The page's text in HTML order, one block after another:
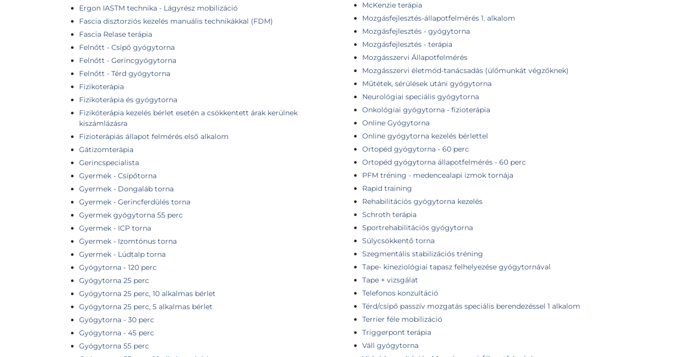
Ergon IASTM technika - Lágyrész mobilizáció
Fascia disztorziós kezelés manuális technikákkal (FDM)
Fascia Relase terápia
Felnőtt - Csípő gyógytorna
Felnőtt - Gerincgyógytorna
Felnőtt - Térd gyógytorna
Fizikoterápia
Fizikoterápia és gyógytorna
Fizikóterápia kezelés bérlet esetén a csökkentett árak kerülnek
kiszámlázásra
Fizioterápiás állapot felmérés első alkalom
Gátizomterápia
Gerincspecialista
Gyermek - Csípőtorna
Gyermek - Dongaláb torna
Gyermek - Gerincferdülés torna
Gyermek gyógytorna 55 perc
Gyermek - ICP torna
Gyermek - Izomtónus torna
Gyermek - Lúdtalp torna
Gyógytorna - 120 perc
Gyógytorna 25 perc
Gyógytorna 25 perc, 10 alkalmas bérlet
Gyógytorna 25 perc, 5 alkalmas bérlet
Gyógytorna - 30 perc
Gyógytorna - 45 perc
Gyógytorna 55 perc
McKenzie terápia
Mozgásfejlesztés-állapotfelmérés 1. alkalom
Mozgásfejlesztés - gyógytorna
Mozgásfejlesztés - terápia
Mozgásszervi Állapotfelmérés
Mozgásszervi életmód-tanácsadás (ülőmunkát végzőknek)
Műtétek, sérülések utáni gyógytorna
Neurológiai speciális gyógytorna
Onkológiai gyógytorna - fizioterápia
Online Gyógytorna
Online gyógytorna kezelés bérlettel
Ortopéd gyógytorna - 60 perc
Ortopéd gyógytorna állapotfelmérés - 60 perc
PFM tréning - medencealapi izmok tornája
Rapid training
Rehabilitációs gyógytorna kezelés
Schroth terápia
Sportrehabilitációs gyógytorna
Súlycsökkentő torna
Szegmentális stabilizációs tréning
Tape- kineziológiai tapasz felhelyezése gyógytornával
Tape + vizsgálat
Telefonos konzultáció
Térd/csípő passzív mozgatás speciális berendezéssel 1 alkalom
Terrier féle mobilizáció
Triggerpont terápia
Váll gyógytorna